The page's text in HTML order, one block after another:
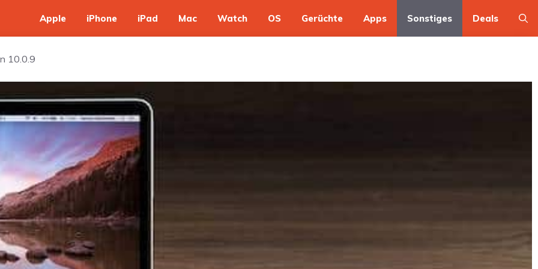
Apple iPhone iPad Mac Watch OS Gerüchte Apps Sonstiges Deals
10.0.9